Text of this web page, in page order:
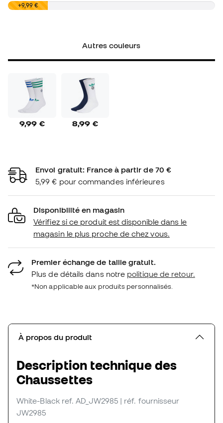
0,00 €+9,99 €
Autres couleurs
9,99 € 8,99 €
Envoi gratuit: France à partir de 70 €
5,99 € pour commandes inférieures
Disponibilité en magasin
Vérifiez si ce produit est disponible dans le
magasin le plus proche de chez vous.
Premier échange de taille gratuit.
Plus de détails dans notre politique de retour.
*Non applicable aux produits personnalisés.
À propos du produit
Description technique des
Chaussettes
White-Black ref. AD_JW2985 | réf. fournisseur
JW2985